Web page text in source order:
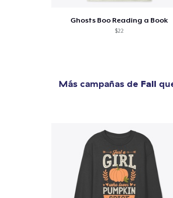
Ghosts Boo Reading a Book
$22
Más campañas de Fall